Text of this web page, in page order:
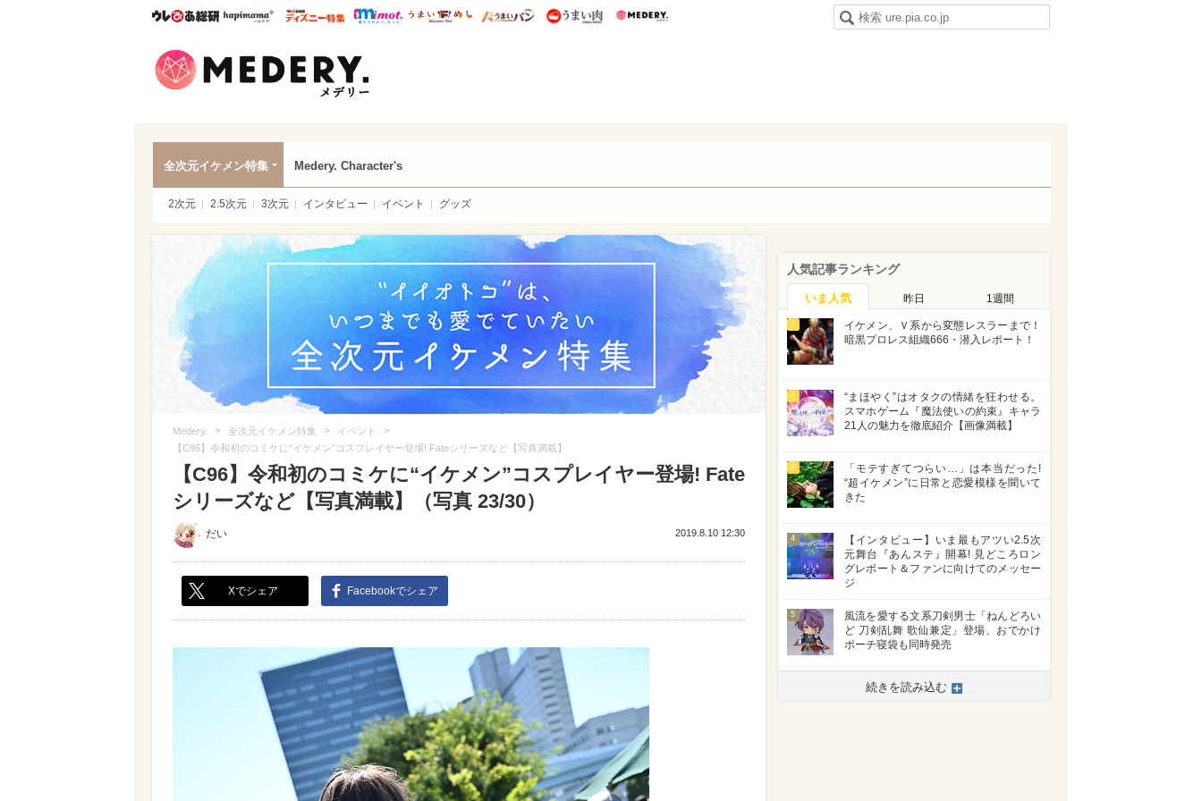
ウレぴあ総研ハピママ* ウレぴあ総研 ディズニー特集
mimot. うまいめし うまいパン うまい肉
全次元イケメン特集 Medery. Character's
2次元 2.5次元 3次元 インタビュー イベント グッズ
Medery. > 全次元イケメン特集 > イベント >
【C96】令和初のコミケに“イケメン”コスプレイヤー登場! Fateシリーズなど【写真満載】
【C96】令和初のコミケに“イケメン”コスプレイヤー登場! Fate
シリーズなど【写真満載】（写真 23/30）
だい 2019.8.10 12:30
Xでシェア Facebookでシェア
人気記事ランキング
いま人気 昨日 1週間
1
イケメン、Ｖ系から変態レスラーまで！
暗黒プロレス組織666・潜入レポート！
2
“まほやく”はオタクの情緒を狂わせる。
スマホゲーム『魔法使いの約束』キャラ
21人の魅力を徹底紹介【画像満載】
3
「モテすぎてつらい…」は本当だった!
“超イケメン”に日常と恋愛模様を聞いて
きた
4
【インタビュー】いま最もアツい2.5次
元舞台『あんステ』開幕! 見どころロン
グレポート＆ファンに向けてのメッセー
ジ
5
風流を愛する文系刀剣男士「ねんどろい
ど 刀剣乱舞 歌仙兼定」登場、おでかけ
ポーチ寝袋も同時発売
続きを読み込む